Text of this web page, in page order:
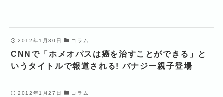
2012年1月30日 コラム
CNNで「ホメオパスは癌を治すことができる」と
いうタイトルで報道される! バナジー親子登場
2012年1月27日 コラム